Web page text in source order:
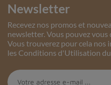
Newsletter
Recevez nos promos et
newsletter. Vous pouvez
Vous trouverez pour cela nos
les Conditions d'Utilisation du